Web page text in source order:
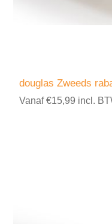
douglas Zweeds
Vanaf €15,99 incl.